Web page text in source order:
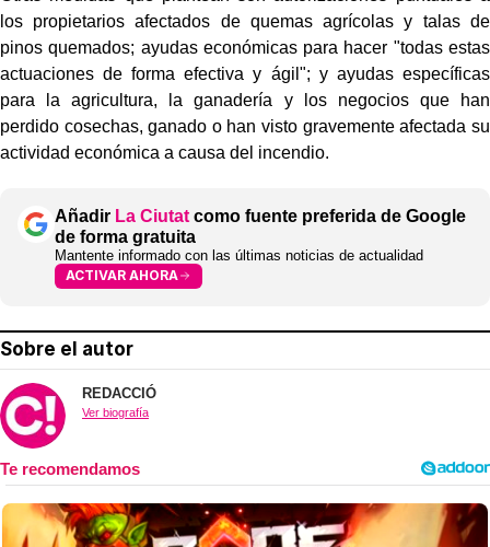
los propietarios afectados de quemas agrícolas y talas de
pinos quemados; ayudas económicas para hacer "todas estas
actuaciones de forma efectiva y ágil"; y ayudas específicas
para la agricultura, la ganadería y los negocios que han
perdido cosechas, ganado o han visto gravemente afectada su
actividad económica a causa del incendio.
Añadir La Ciutat como fuente preferida de Google
de forma gratuita
Mantente informado con las últimas noticias de actualidad
ACTIVAR AHORA
Sobre el autor
REDACCIÓ
Ver biografía